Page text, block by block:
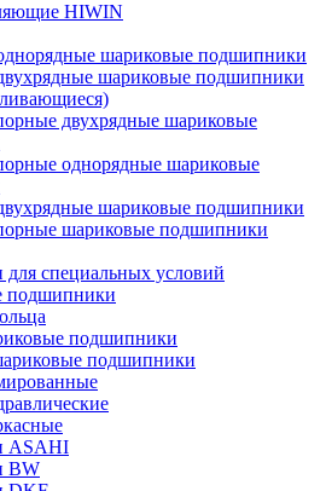
HIWIN
шариковые подшипники
шариковые подшипники
двухрядные шариковые
однорядные шариковые
шариковые подшипники
шариковые подшипники
специальных условий
подшипники
подшипники
подшипники
ASAHI
BW